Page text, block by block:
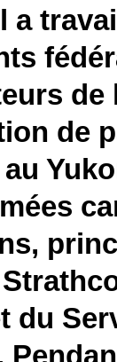
a
de
de
du